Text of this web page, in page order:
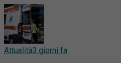
Attualità3 giorni fa